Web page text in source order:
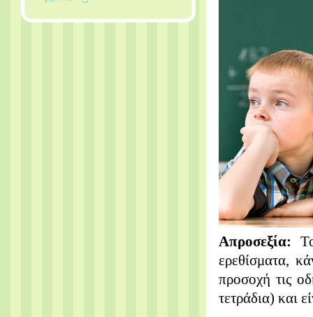
Απροσεξία:
ερεθίσματα,
προσοχή τις
τετράδια) και